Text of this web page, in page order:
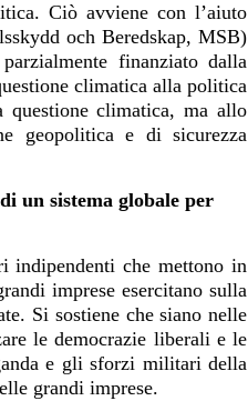
Ciò avviene con l’aiuto
och Beredskap, MSB)
finanziato dalla
climatica alla politica
questione climatica, ma allo
geopolitica e di sicurezza
un sistema globale per
indipendenti che mettono in
imprese esercitano sulla
Si sostiene che siano nelle
le democrazie liberali e le
e gli sforzi militari della
grandi imprese.